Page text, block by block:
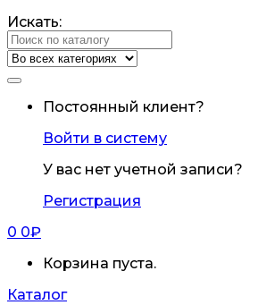
Искать:
Постоянный клиент?
Войти в систему
У вас нет учетной записи?
Регистрация
0 0₽
Корзина пуста.
Каталог